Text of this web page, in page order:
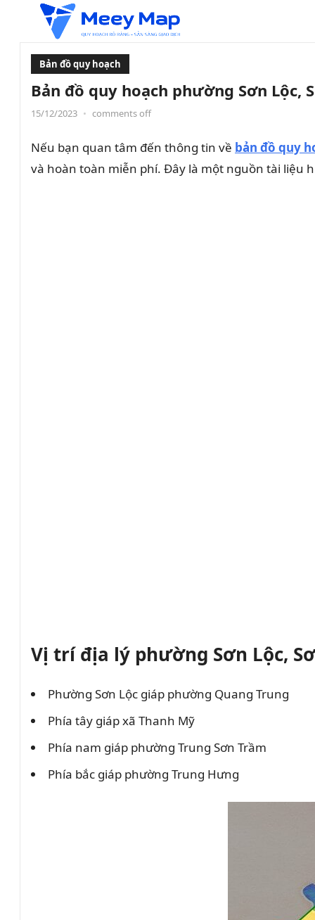
Bản đồ quy hoạch
Bản đồ quy hoạch phường Sơn Lộc,
15/12/2023 • comments off
Nếu bạn quan tâm đến thông tin về bản đồ quy
và hoàn toàn miễn phí. Đây là một nguồn tài liệu
Vị trí địa lý phường Sơn Lộc,
Phường Sơn Lộc giáp phường Quang Trung
Phía tây giáp xã Thanh Mỹ
Phía nam giáp phường Trung Sơn Trầm
Phía bắc giáp phường Trung Hưng